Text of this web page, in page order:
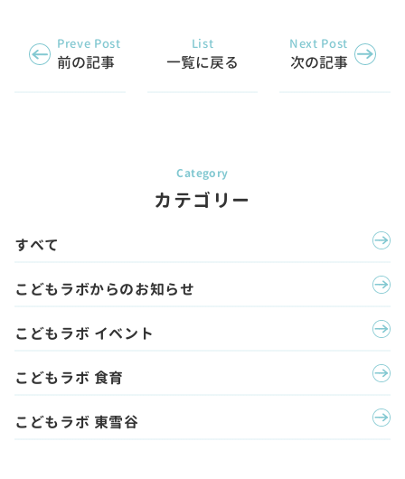
Preve Post
前の記事
List
一覧に戻る
Next Post
次の記事
カテゴリー
すべて
こどもラボからのお知らせ
こどもラボ イベント
こどもラボ 食育
こどもラボ 東雪谷